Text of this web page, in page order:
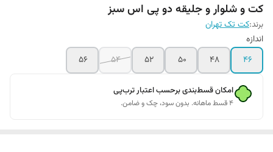
کت و شلوار و جلیقه دو پی اس سبز
برند:کت تک تهران
اندازه
46
48
50
52
54
56
امکان قسط‌بندی برحسب اعتبار ترب‌پی
۴ قسط ماهانه. بدون سود، چک و ضامن.